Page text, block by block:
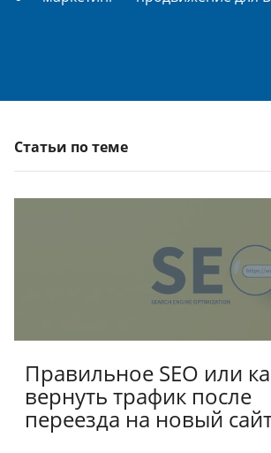
Статьи по теме
Правильное SEO или
вернуть трафик после
переезда на новый